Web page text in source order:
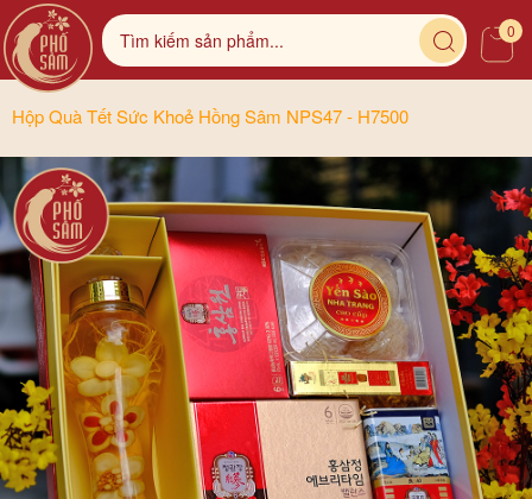
0
Hộp Quà Tết Sức Khoẻ Hồng Sâm NPS47 - H7500